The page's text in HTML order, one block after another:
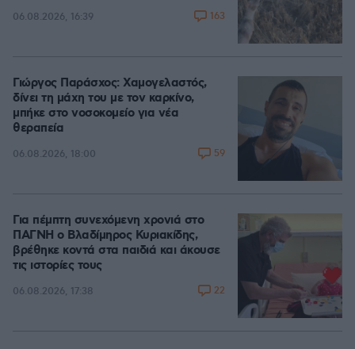
06.08.2026, 16:39 163
Γιώργος Παράσχος: Χαμογελαστός,
δίνει τη μάχη του με τον καρκίνο,
μπήκε στο νοσοκομείο για νέα
θεραπεία
06.08.2026, 18:00 59
Για πέμπτη συνεχόμενη χρονιά στο
ΠΑΓΝΗ ο Βλαδίμηρος Κυριακίδης,
βρέθηκε κοντά στα παιδιά και άκουσε
τις ιστορίες τους
06.08.2026, 17:38 22